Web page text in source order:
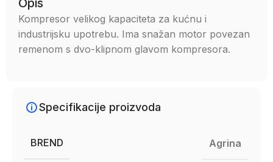
Opis
Kompresor velikog kapaciteta za kućnu i
industrijsku upotrebu. Ima snažan motor povezan
remenom s dvo-klipnom glavom kompresora.
Specifikacije proizvoda
BREND Agrina